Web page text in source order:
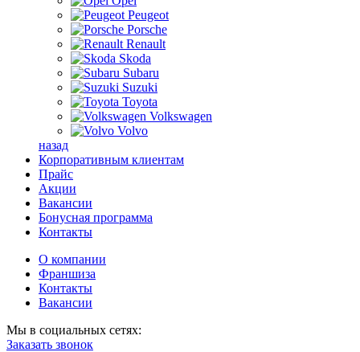
Peugeot
Porsche
Renault
Skoda
Subaru
Suzuki
Toyota
Volkswagen
Volvo
назад
Корпоративным клиентам
Прайс
Акции
Вакансии
Бонусная программа
Контакты
О компании
Франшиза
Контакты
Вакансии
Мы в социальных сетях:
Заказать звонок